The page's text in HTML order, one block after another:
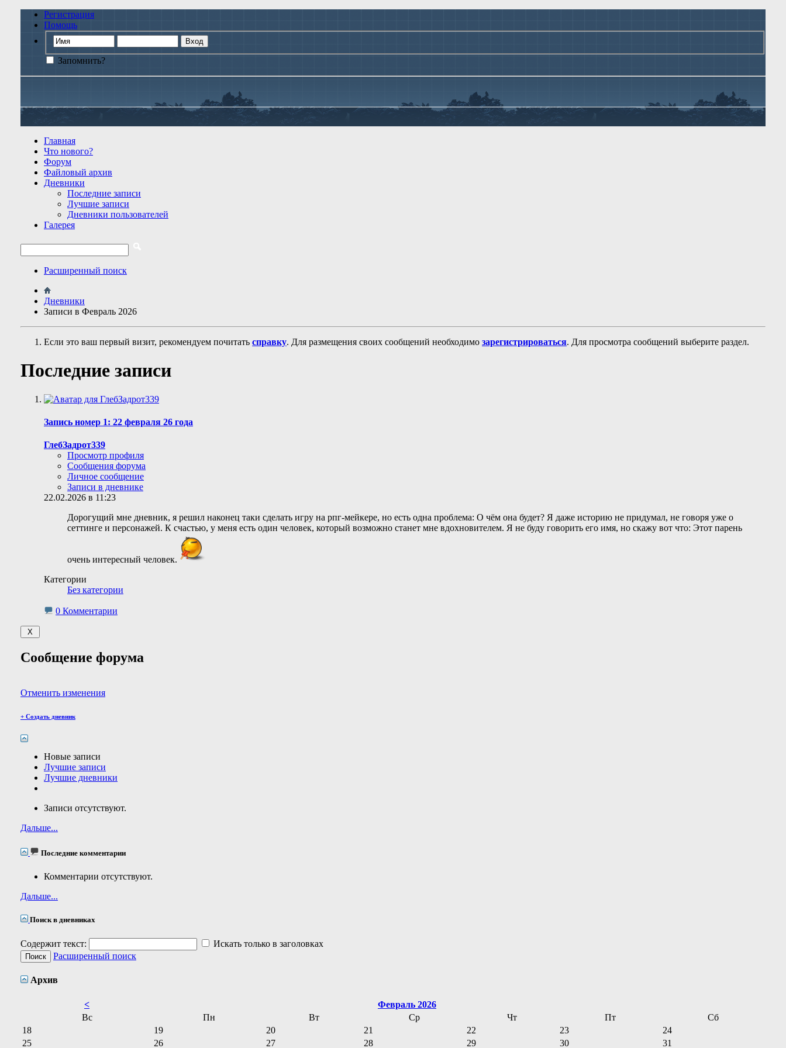
Регистрация
Помощь
Запомнить?
Главная
Что нового?
Форум
Файловый архив
Дневники
Последние записи
Лучшие записи
Дневники пользователей
Галерея
Расширенный поиск
Дневники
Записи в Февраль 2026
Если это ваш первый визит, рекомендуем почитать справку. Для размещения своих сообщений необходимо зарегистрироваться. Для просмотра сообщений выберите раздел.
Последние записи
Запись номер 1: 22 февраля 26 года
ГлебЗадрот339
Просмотр профиля
Сообщения форума
Личное сообщение
Записи в дневнике
22.02.2026 в 11:23
Дорогущий мне дневник, я решил наконец таки сделать игру на рпг-мейкере, но есть одна проблема: О чём она будет? Я даже историю не придумал, не говоря уже о
сеттинге и персонажей. К счастью, у меня есть один человек, который возможно станет мне вдохновителем. Я не буду говорить его имя, но скажу вот что: Этот парень
очень интересный человек.
Категории
Без категории
0 Комментарии
Сообщение форума
Отменить изменения
+ Создать дневник
Новые записи
Лучшие записи
Лучшие дневники
Записи отсутствуют.
Дальше...
Последние комментарии
Комментарии отсутствуют.
Дальше...
Поиск в дневниках
Содержит текст:
Искать только в заголовках
Расширенный поиск
Архив
<
Февраль 2026
Вс
Пн Вт Ср Чт Пт
Сб
18
19 20 21 22 23
24
25
26 27 28 29 30 31